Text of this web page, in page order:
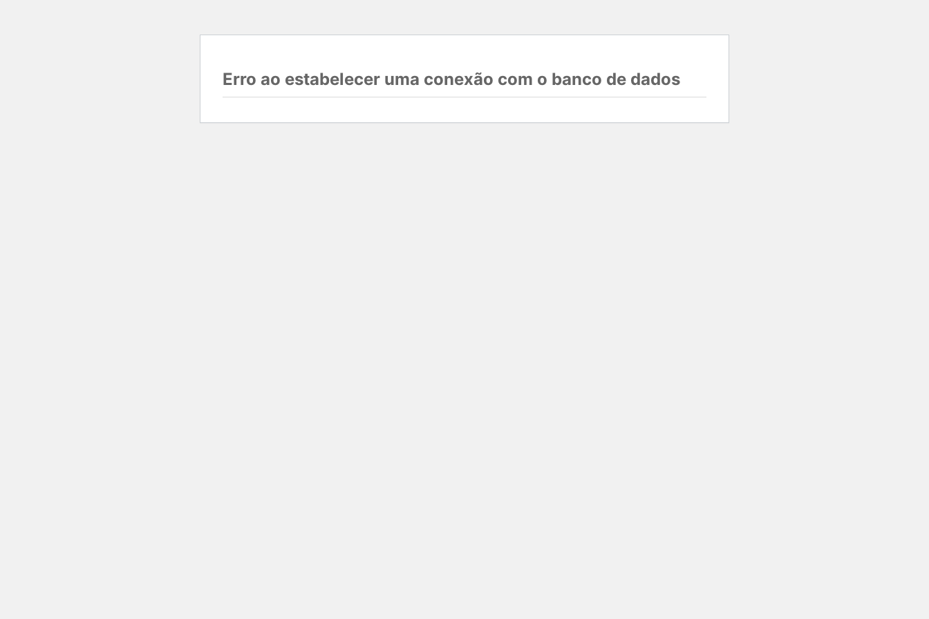
Erro ao estabelecer uma conexão com o banco de dados